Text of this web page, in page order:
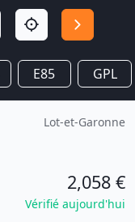
E85 GPL
Lot-et-Garonne
2,058 €
Vérifié aujourd'hui